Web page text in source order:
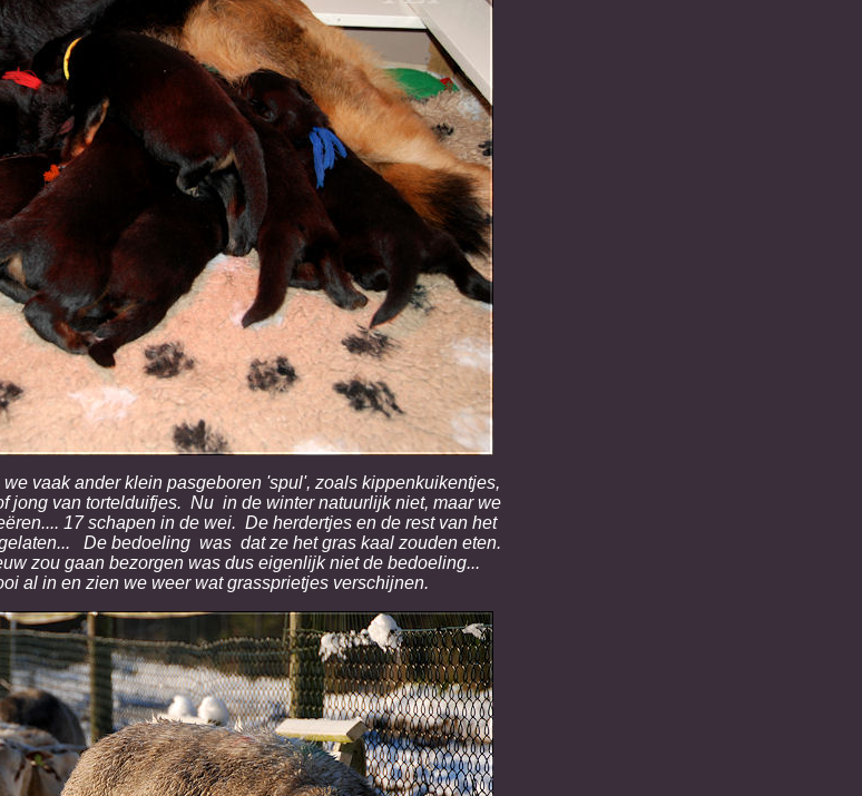
vaak ander klein pasgeboren 'spul', zoals kippenkuikentjes,
jong van tortelduifjes. Nu in de winter natuurlijk niet, maar we
17 schapen in de wei. De herdertjes en de rest van het
De bedoeling was dat ze het gras kaal zouden eten.
zou gaan bezorgen was dus eigenlijk niet de bedoeling...
al in en zien we weer wat grassprietjes verschijnen.